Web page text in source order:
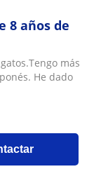
8 años de
más
He dado